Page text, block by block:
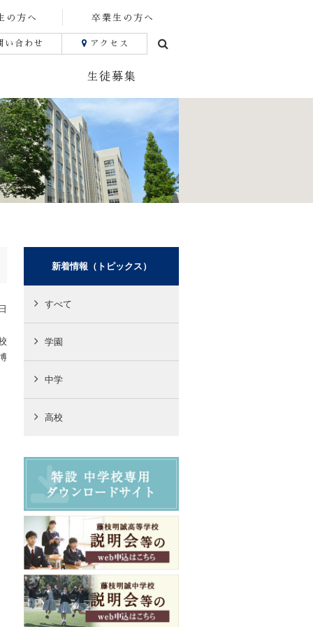
生徒募集
の方へ 卒業生の方へ
い合わせ アクセス
新着情報（トピックス）
すべて
学園
中学
高校